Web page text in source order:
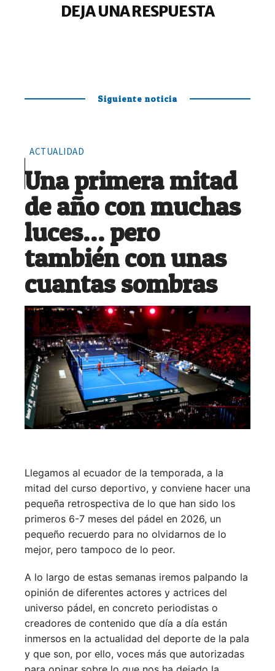
DEJA UNA RESPUESTA
Siguiente noticia
ACTUALIDAD
Una primera mitad
de año con muchas
luces… pero
también con unas
cuantas sombras
Llegamos al ecuador de la temporada, a la
mitad del curso deportivo, y conviene hacer una
pequeña retrospectiva de lo que han sido los
primeros 6-7 meses del pádel en 2026, un
pequeño recuerdo para no olvidarnos de lo
mejor, pero tampoco de lo peor.
A lo largo de estas semanas iremos palpando la
opinión de diferentes actores y actrices del
universo pádel, en concreto periodistas o
creadores de contenido que día a día están
inmersos en la actualidad del deporte de la pala
y que son, por ello, voces más que autorizadas